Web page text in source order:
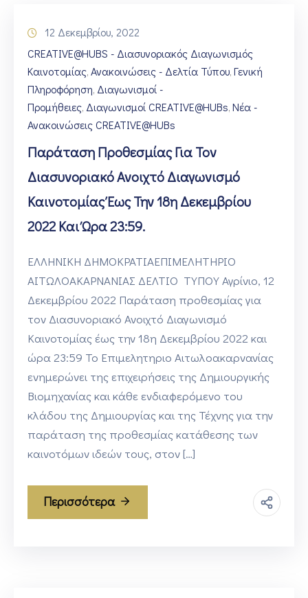
12 Δεκεμβρίου, 2022
CREATIVE@HUBS - Διασυνοριακός Διαγωνισμός
Καινοτομίας‚ Ανακοινώσεις - Δελτία Τύπου‚ Γενική
Πληροφόρηση‚ Διαγωνισμοί -
Προμήθειες‚ Διαγωνισμοί CREATIVE@HUBs‚ Νέα -
Ανακοινώσεις CREATIVE@HUBs
Παράταση Προθεσμίας Για Τον
Διασυνοριακό Ανοιχτό Διαγωνισμό
Καινοτομίας Έως Την 18η Δεκεμβρίου
2022 Και Ώρα 23:59.
ΕΛΛΗΝΙΚΗ ΔΗΜΟΚΡΑΤΙΑΕΠΙΜΕΛΗΤΗΡΙΟ
ΑΙΤΩΛΟΑΚΑΡΝΑΝΙΑΣ ΔΕΛΤΙΟ ΤΥΠΟΥ Αγρίνιο, 12
Δεκεμβρίου 2022 Παράταση προθεσμίας για
τον Διασυνοριακό Ανοιχτό Διαγωνισμό
Καινοτομίας έως την 18η Δεκεμβρίου 2022 και
ώρα 23:59 To Επιμελητηριο Αιτωλοακαρνανίας
ενημερώνει της επιχειρήσεις της Δημιουργικής
Βιομηχανίας και κάθε ενδιαφερόμενο του
κλάδου της Δημιουργίας και της Τέχνης για την
παράταση της προθεσμίας κατάθεσης των
καινοτόμων ιδεών τους, στον […]
Περισσότερα